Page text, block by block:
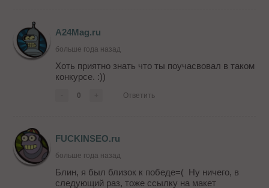
A24Mag.ru
больше года назад
Хоть приятно знать что ты поучасвовал в таком
конкурсе. :))
0 Ответить
FUCKINSEO.ru
больше года назад
Блин, я был близок к победе=( Ну ничего, в
следующий раз, тоже ссылку на макет